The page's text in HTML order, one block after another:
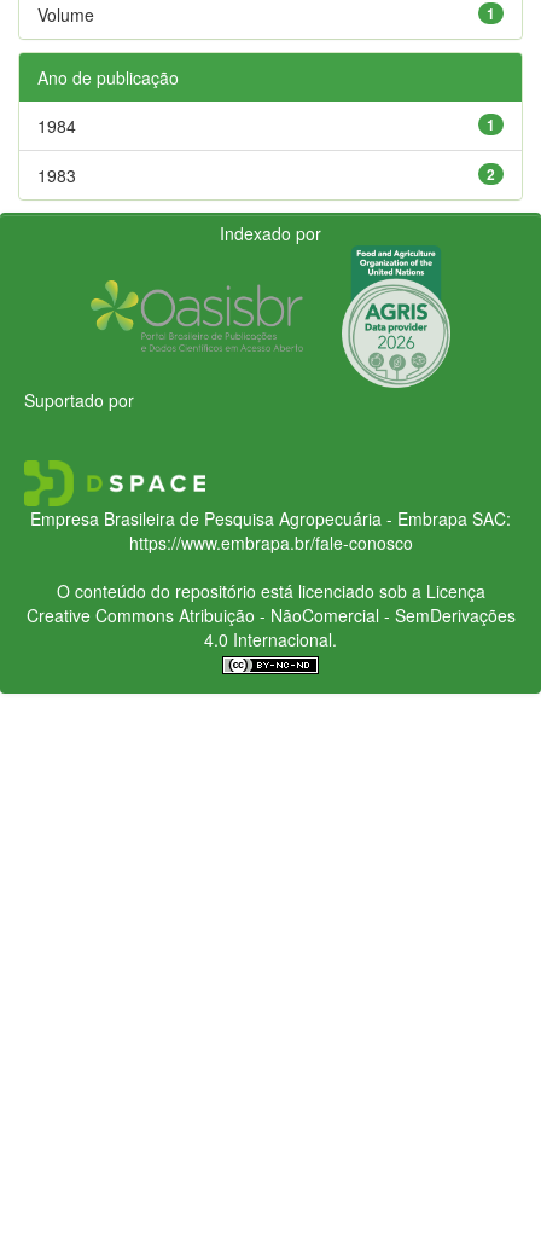
1
Volume
Ano de publicação
1
1984
2
1983
Indexado por
Suportado por
Empresa Brasileira de Pesquisa Agropecuária - Embrapa SAC:
https://www.embrapa.br/fale-conosco
O conteúdo do repositório está licenciado sob a Licença
Creative CommonsAtribuição - NãoComercial - SemDerivações
4.0 Internacional.